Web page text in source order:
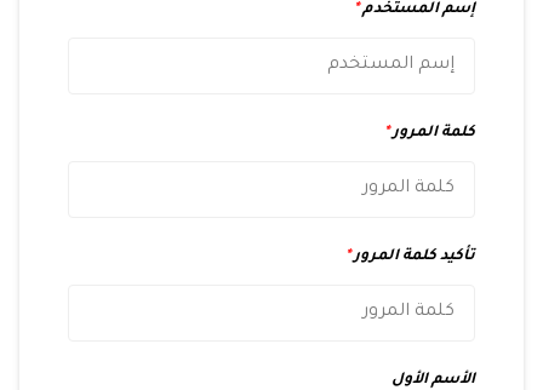
إسم المستخدم*
كلمة المرور*
تأكيد كلمة المرور*
الأسم الأول